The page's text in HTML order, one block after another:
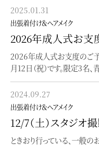
2025.01.31
出張着付け＆ヘアメイク
2026年成人式お支
2026年成人式お支度のご
月12日（祝）です。限定3名
2024.09.27
出張着付け＆ヘアメイク
12/7（土）スタジオ
ときおり行っている、一般の
2024.08.29
出張着付け＆ヘアメイク
2025.1.13（祝）成
について
来年度の成人式は、初の青
3名様を予定しております。
2019.01.16
出張着付け＆ヘアメイク
成人の日2019